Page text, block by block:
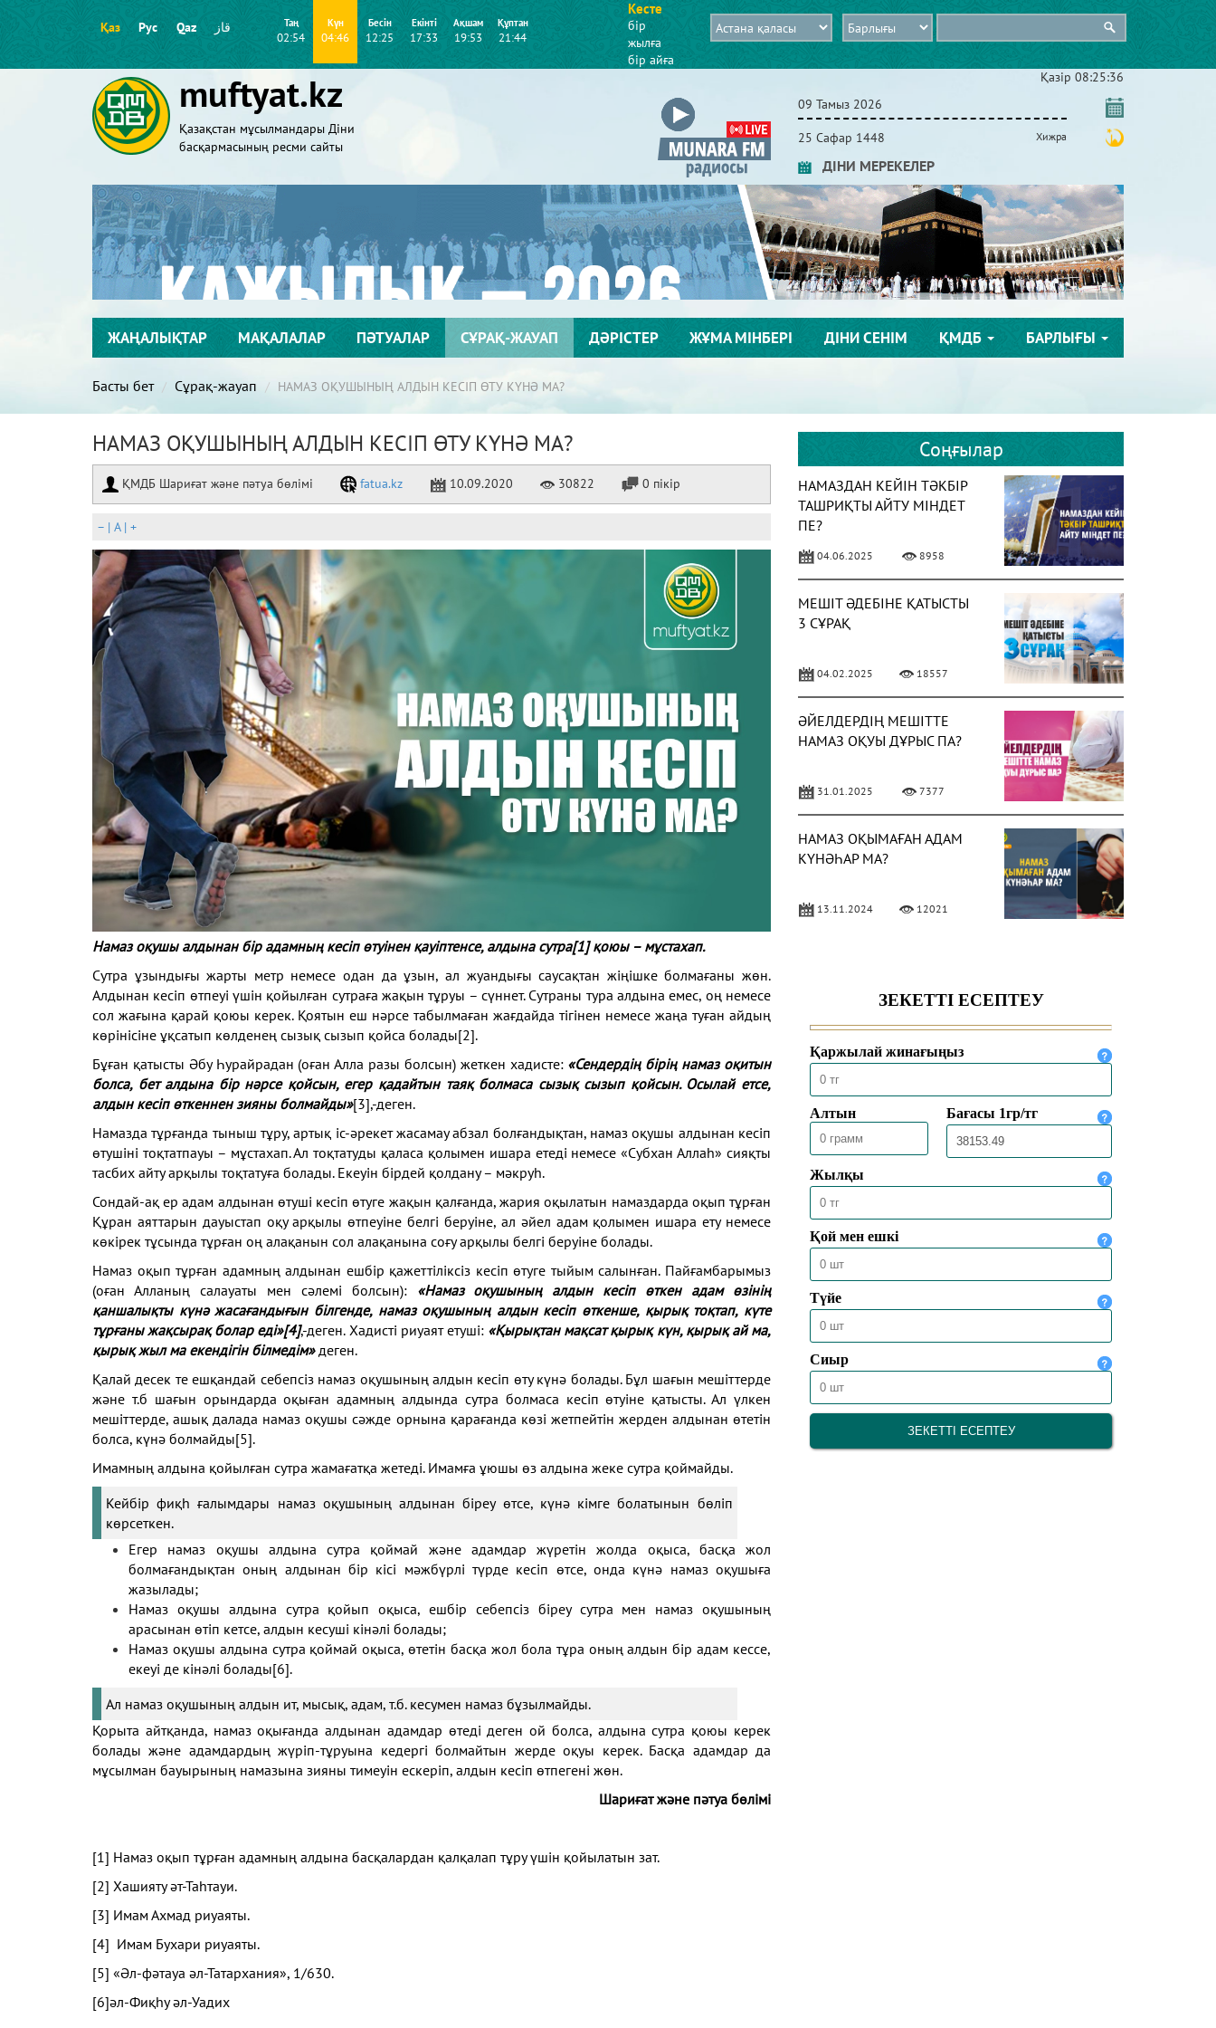
Қаз Рус Qaz قاز Таң
02:54
Күн
04:46
Бесін
12:25
Екінті
17:33
Ақшам
19:53
Құптан
21:44
Кесте
бір
жылға
бір айға
muftyat.kz
Қазақстан мұсылмандары Діни
басқармасының ресми сайты
Қазір 08:25:36
09 Тамыз 2026
25 Сафар 1448 Хижра
ДІНИ МЕРЕКЕЛЕР
ЖАҢАЛЫҚТАР МАҚАЛАЛАР ПӘТУАЛАР СҰРАҚ-ЖАУАП ДӘРІСТЕР ЖҰМА МІНБЕРІ ДІНИ СЕНІМ ҚМДБ БАРЛЫҒЫ
Басты бет Сұрақ-жауап НАМАЗ ОҚУШЫНЫҢ АЛДЫН КЕСІП ӨТУ КҮНӘ МА?
НАМАЗ ОҚУШЫНЫҢ АЛДЫН КЕСІП ӨТУ КҮНӘ МА?
ҚМДБ Шариғат және пәтуа бөлімі fatua.kz 10.09.2020 30822 0 пікір
– | A| +
Намаз оқушы алдынан бір адамның кесіп өтуінен қауіптенсе, алдына сутра[1]қоюы – мұстахап.
Сутра ұзындығы жарты метр немесе одан да ұзын, ал жуандығы саусақтан жіңішке болмағаны жөн.
Алдынан кесіп өтпеуі үшін қойылған сутраға жақын тұруы – сүннет. Сутраны тура алдына емес, оң немесе
сол жағына қарай қоюы керек. Қоятын еш нәрсе табылмаған жағдайда тігінен немесе жаңа туған айдың
көрінісіне ұқсатып көлденең сызық сызып қойса болады[2].
Бұған қатысты Әбу Һурайрадан (оған Алла разы болсын) жеткен хадисте: «Сендердің бірің намаз оқитын
болса, бет алдына бір нәрсе қойсын, егер қадайтын таяқ болмаса сызық сызып қойсын. Осылай етсе,
алдын кесіп өткеннен зияны болмайды»[3],-деген.
Намазда тұрғанда тыныш тұру, артық іс-әрекет жасамау абзал болғандықтан, намаз оқушы алдынан кесіп
өтушіні тоқтатпауы – мұстахап. Ал тоқтатуды қаласа қолымен ишара етеді немесе «Субхан Аллаһ» сияқты
тасбих айту арқылы тоқтатуға болады. Екеуін бірдей қолдану – мәкруһ.
Сондай-ақ ер адам алдынан өтуші кесіп өтуге жақын қалғанда, жария оқылатын намаздарда оқып тұрған
Құран аяттарын дауыстап оқу арқылы өтпеуіне белгі беруіне, ал әйел адам қолымен ишара ету немесе
көкірек тұсында тұрған оң алақанын сол алақанына соғу арқылы белгі беруіне болады.
Намаз оқып тұрған адамның алдынан ешбір қажеттіліксіз кесіп өтуге тыйым салынған. Пайғамбарымыз
(оған Алланың салауаты мен сәлемі болсын): «Намаз оқушының алдын кесіп өткен адам өзінің
қаншалықты күнә жасағандығын білгенде, намаз оқушының алдын кесіп өткенше, қырық тоқтап, күте
тұрғаны жақсырақ болар еді»[4],-деген. Хадисті риуаят етуші: «Қырықтан мақсат қырық күн, қырық ай ма,
қырық жыл ма екендігін білмедім»деген.
Қалай десек те ешқандай себепсіз намаз оқушының алдын кесіп өту күнә болады. Бұл шағын мешіттерде
және т.б шағын орындарда оқыған адамның алдында сутра болмаса кесіп өтуіне қатысты. Ал үлкен
мешіттерде, ашық далада намаз оқушы сәжде орнына қарағанда көзі жетпейтін жерден алдынан өтетін
болса, күнә болмайды[5].
Имамның алдына қойылған сутра жамағатқа жетеді. Имамға ұюшы өз алдына жеке сутра қоймайды.
Кейбір фиқһ ғалымдары намаз оқушының алдынан біреу өтсе, күнә кімге болатынын бөліп
көрсеткен.
Егер намаз оқушы алдына сутра қоймай және адамдар жүретін жолда оқыса, басқа жол
болмағандықтан оның алдынан бір кісі мәжбүрлі түрде кесіп өтсе, онда күнә намаз оқушыға
жазылады;
Намаз оқушы алдына сутра қойып оқыса, ешбір себепсіз біреу сутра мен намаз оқушының
арасынан өтіп кетсе, алдын кесуші кінәлі болады;
Намаз оқушы алдына сутра қоймай оқыса, өтетін басқа жол бола тұра оның алдын бір адам кессе,
екеуі де кінәлі болады[6].
Ал намаз оқушының алдын ит, мысық, адам, т.б. кесумен намаз бұзылмайды.
Қорыта айтқанда, намаз оқығанда алдынан адамдар өтеді деген ой болса, алдына сутра қоюы керек
болады және адамдардың жүріп-тұруына кедергі болмайтын жерде оқуы керек. Басқа адамдар да
мұсылман бауырының намазына зияны тимеуін ескеріп, алдын кесіп өтпегені жөн.
Шариғат және пәтуа бөлімі
[1] Намаз оқып тұрған адамның алдына басқалардан қалқалап тұру үшін қойылатын зат.
[2] Хашияту әт-Таһтауи.
[3] Имам Ахмад риуаяты.
[4] Имам Бухари риуаяты.
[5] «Әл-фәтауа әл-Татархания», 1/630.
[6]әл-Фиқһу әл-Уадих
Соңғылар
НАМАЗДАН КЕЙІН ТӘКБІР
ТАШРИҚТЫ АЙТУ МІНДЕТ
ПЕ?
04.06.2025 8958
МЕШІТ ӘДЕБІНЕ ҚАТЫСТЫ
3 СҰРАҚ
04.02.2025 18557
ӘЙЕЛДЕРДІҢ МЕШІТТЕ
НАМАЗ ОҚУЫ ДҰРЫС ПА?
31.01.2025 7377
НАМАЗ ОҚЫМАҒАН АДАМ
КҮНӘҺАР МА?
13.11.2024 12021
29.02.2024 10101
ҚҰРАНДЫ ҚАТЕ ОҚЫСА,
НАМАЗ БҰЗЫЛА МА?
29.11.2023